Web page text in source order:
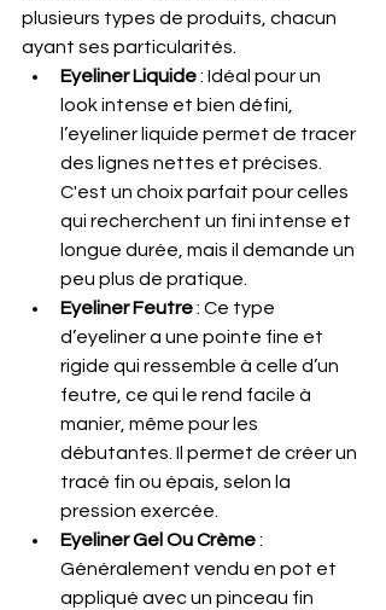
plusieurs types de produits, chacun
ayant ses particularités.
Eyeliner Liquide : Idéal pour un
look intense et bien défini,
l’eyeliner liquide permet de tracer
des lignes nettes et précises.
C'est un choix parfait pour celles
qui recherchent un fini intense et
longue durée, mais il demande un
peu plus de pratique.
Eyeliner Feutre : Ce type
d’eyeliner a une pointe fine et
rigide qui ressemble à celle d’un
feutre, ce qui le rend facile à
manier, même pour les
débutantes. Il permet de créer un
tracé fin ou épais, selon la
pression exercée.
Eyeliner Gel Ou Crème :
Généralement vendu en pot et
appliqué avec un pinceau fin